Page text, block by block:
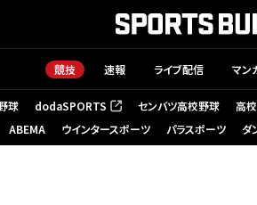
競技 速報 ライブ配信 マン
球 dodaSPORTS
（新しいタブで開く） センバツ高校野球 高
ABEMA ウインタースポーツ パラスポーツ ダ